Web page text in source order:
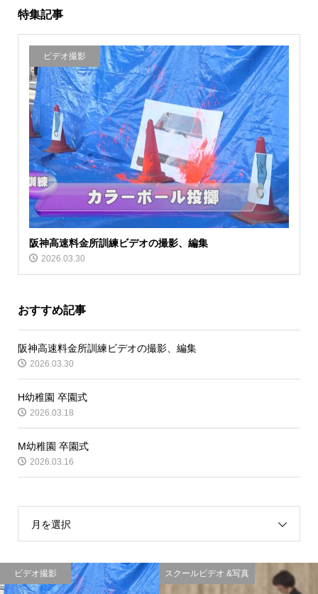
特集記事
ビデオ撮影
阪神高速料金所訓練ビデオの撮影、編集
2026.03.30
おすすめ記事
阪神高速料金所訓練ビデオの撮影、編集
2026.03.30
H幼稚園 卒園式
2026.03.18
M幼稚園 卒園式
2026.03.16
月を選択
ビデオ撮影 スクールビデオ &写真